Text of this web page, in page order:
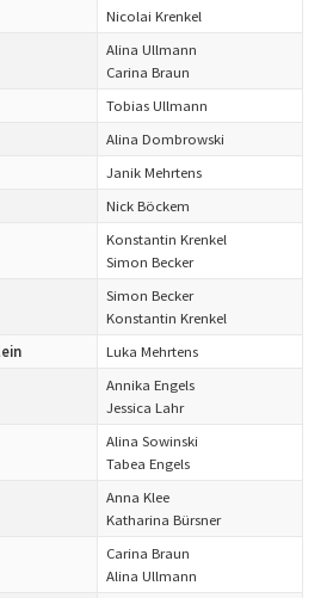
Nicolai Krenkel
Alina Ullmann
Carina Braun
Tobias Ullmann
Alina Dombrowski
Janik Mehrtens
Nick Böckem
Konstantin Krenkel
Simon Becker
Simon Becker
Konstantin Krenkel
Luka Mehrtens
Annika Engels
Jessica Lahr
Alina Sowinski
Tabea Engels
Anna Klee
Katharina Bürsner
Carina Braun
Alina Ullmann